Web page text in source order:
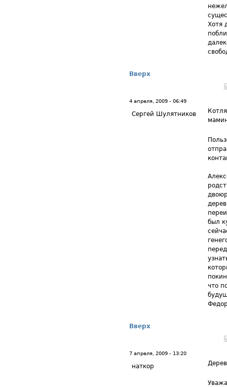
Хотя
Вверх
4 апреля, 2009 - 06:49
Сергей Шулятников
был
что
Вверх
7 апреля, 2009 - 13:20
наткор